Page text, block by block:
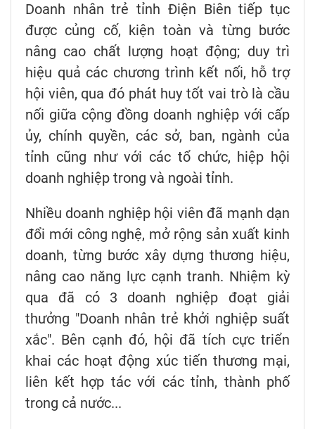
Doanh nhân trẻ tỉnh Điện Biên tiếp tục
được củng cố, kiện toàn và từng bước
nâng cao chất lượng hoạt động; duy trì
hiệu quả các chương trình kết nối, hỗ trợ
hội viên, qua đó phát huy tốt vai trò là cầu
nối giữa cộng đồng doanh nghiệp với cấp
ủy, chính quyền, các sở, ban, ngành của
tỉnh cũng như với các tổ chức, hiệp hội
doanh nghiệp trong và ngoài tỉnh.
Nhiều doanh nghiệp hội viên đã mạnh dạn
đổi mới công nghệ, mở rộng sản xuất kinh
doanh, từng bước xây dựng thương hiệu,
nâng cao năng lực cạnh tranh. Nhiệm kỳ
qua đã có 3 doanh nghiệp đoạt giải
thưởng "Doanh nhân trẻ khởi nghiệp suất
xắc". Bên cạnh đó, hội đã tích cực triển
khai các hoạt động xúc tiến thương mại,
liên kết hợp tác với các tỉnh, thành phố
trong cả nước...